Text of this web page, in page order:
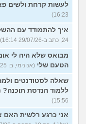
לעשות קרחת ולשים
16:23)
איך להתמודד עם
24, כתב ב-29/07/26 16:14)
מבואס שלא היה לי
הטעם שלי (אנונימי, בן 25, כתב ב-29/07/26 16:05)
שאלה לסטודנטים
ללמוד הנדסת תוכנה?
15:56)
אני כרגע רלשית